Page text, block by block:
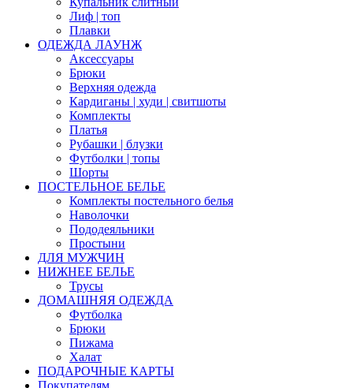
Лиф | топ
Плавки
ОДЕЖДА ЛАУНЖ
Аксессуары
Брюки
Верхняя одежда
Кардиганы | худи | свитшоты
Комплекты
Платья
Рубашки | блузки
Футболки | топы
Шорты
ПОСТЕЛЬНОЕ БЕЛЬЕ
Комплекты постельного белья
Наволочки
Пододеяльники
Простыни
ДЛЯ МУЖЧИН
НИЖНЕЕ БЕЛЬЕ
Трусы
ДОМАШНЯЯ ОДЕЖДА
Футболка
Брюки
Пижама
Халат
ПОДАРОЧНЫЕ КАРТЫ
Покупателям